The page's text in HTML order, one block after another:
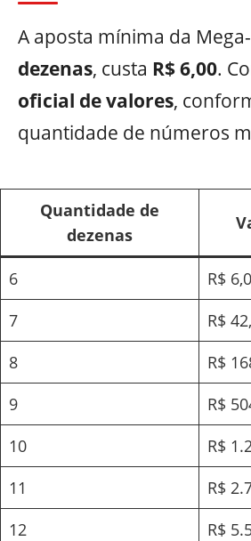
A aposta mínima da
dezenas, custa R$ 6,00.
oficial de valores,
quantidade de números
Quantidade de
dezenas
6
R$
7
R$
8
R$
9
R$
10
R$
11
R$
12
R$